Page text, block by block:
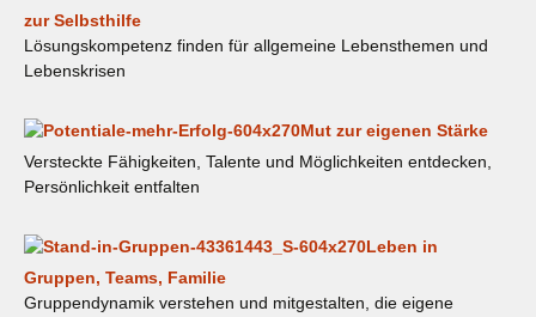
zur Selbsthilfe
Lösungskompetenz finden für allgemeine Lebensthemen und
Lebenskrisen
Mut zur eigenen Stärke
Versteckte Fähigkeiten, Talente und Möglichkeiten entdecken,
Persönlichkeit entfalten
Leben in
Gruppen, Teams, Familie
Gruppendynamik verstehen und mitgestalten, die eigene